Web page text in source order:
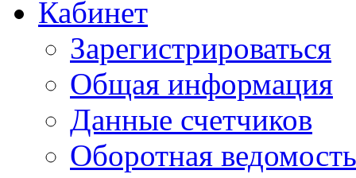
Кабинет
Зарегистрироваться
Общая информация
Данные счетчиков
Оборотная ведомость